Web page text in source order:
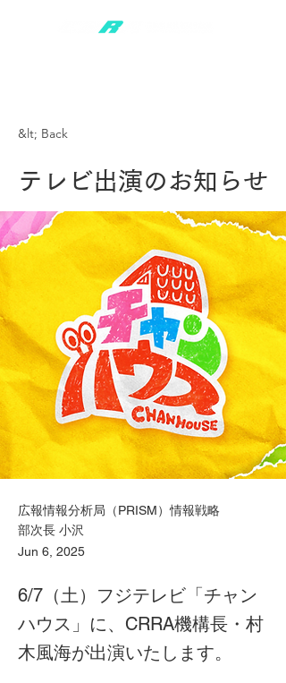
&lt; Back
テレビ出演のお知らせ
広報情報分析局（PRISM）情報戦略
部次長 小沢
Jun 6, 2025
6/7（土）フジテレビ「チャン
ハウス」に、CRRA機構長・村
木風海が出演いたします。